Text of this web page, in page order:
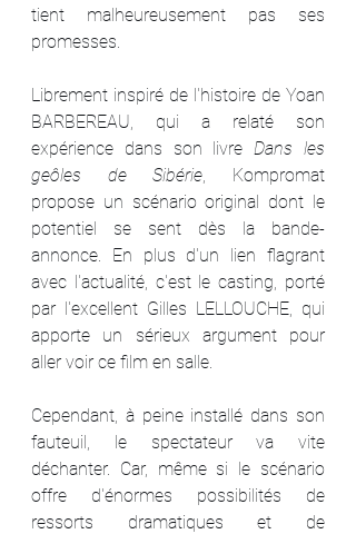
tient malheureusement pas ses
promesses.
Librement inspiré de l'histoire de Yoan
BARBEREAU, qui a relaté son
expérience dans son livre Dans les
geôles de Sibérie, Kompromat
propose un scénario original dont le
potentiel se sent dès la bande-
annonce. En plus d'un lien flagrant
avec l'actualité, c'est le casting, porté
par l'excellent Gilles LELLOUCHE, qui
apporte un sérieux argument pour
aller voir ce film en salle.
Cependant, à peine installé dans son
fauteuil, le spectateur va vite
déchanter. Car, même si le scénario
offre d'énormes possibilités de
ressorts dramatiques et de